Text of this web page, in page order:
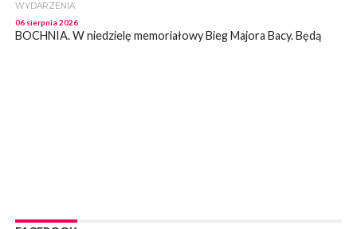
WYDARZENIA
06 sierpnia 2026
BOCHNIA. W niedzielę memoriałowy Bieg Majora Bacy. Będą
06 sierpnia 2026